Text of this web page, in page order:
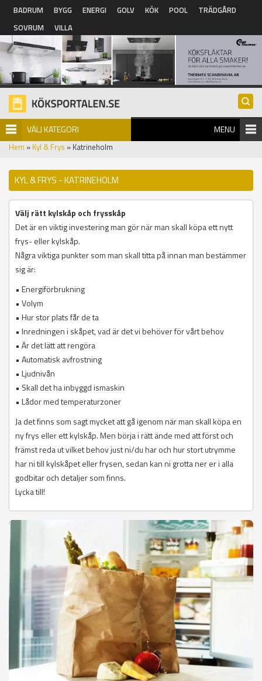
Hoppa till huvudinnehåll
BADRUM BYGG ENERGI GOLV KÖK POOL
TRÄDGÅRD
SOVRUM
VILLA
VÄLJ KATEGORI MENU
Hem » Kyl & Frys » Katrineholm
KYL & FRYS - KATRINEHOLM
Välj rätt kylskåp och frysskåp
Det är en viktig investering man gör när man skall köpa ett nytt
frys- eller kylskåp.
Några viktiga punkter som man skall titta på innan man bestämmer
sig är:
• Energiförbrukning
• Volym
• Hur stor plats får de ta
• Inredningen i skåpet, vad är det vi behöver för vårt behov
• Är det lätt att rengöra
• Automatisk avfrostning
• Ljudnivån
• Skall det ha inbyggd ismaskin
• Lådor med temperaturzoner
Ja det finns som sagt mycket att gå igenom när man skall köpa en
ny frys eller ett kylskåp. Men börja i rätt ände med att först och
främst reda ut vilket behov just ni/du har och hur stort utrymme
har ni till kylskåpet eller frysen, sedan kan ni grotta ner er i alla
godbitar och detaljer som finns.
Lycka till!